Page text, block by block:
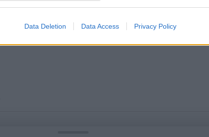
Data Deletion Data Access Privacy Policy